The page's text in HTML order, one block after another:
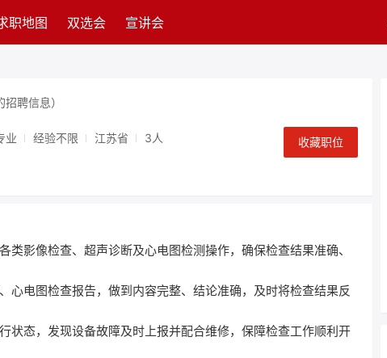
职地图 双选会 宣讲会
聘信息）
业 经验不限 江苏省 3人 收藏职位
影像检查、超声诊断及心电图检测操作，确保检查结果准确、
心电图检查报告，做到内容完整、结论准确，及时将检查结果反
状态，发现设备故障及时上报并配合维修，保障检查工作顺利开